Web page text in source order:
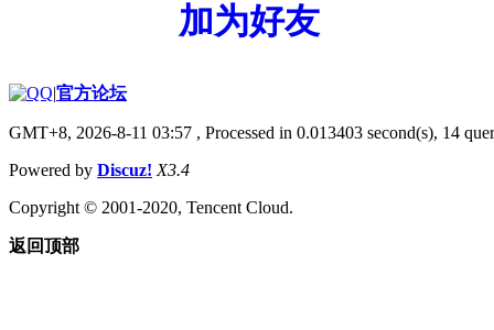
加为好友
|官方论坛
GMT+8, 2026-8-11 03:57 , Processed in 0.013403 second(s), 14
Powered by Discuz! X3.4
Copyright © 2001-2020, Tencent Cloud.
返回顶部